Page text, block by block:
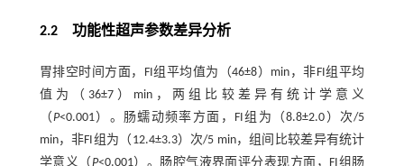
2.2 功能性超声参数差异分析
胃排空时间方面，FI组平均值为（46±8）min，非FI组平均
值为（36±7）min，两组比较差异有统计学意义
（P<0.001）。肠蠕动频率方面，FI组为（8.8±2.0）次/5
min，非FI组为（12.4±3.3）次/5 min，组间比较差异有统计
学意义（P<0.001）。肠腔气液界面评分表现方面，FI组肠